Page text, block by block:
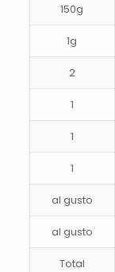
150g
1g
2
1
1
1
al gusto
al gusto
Total